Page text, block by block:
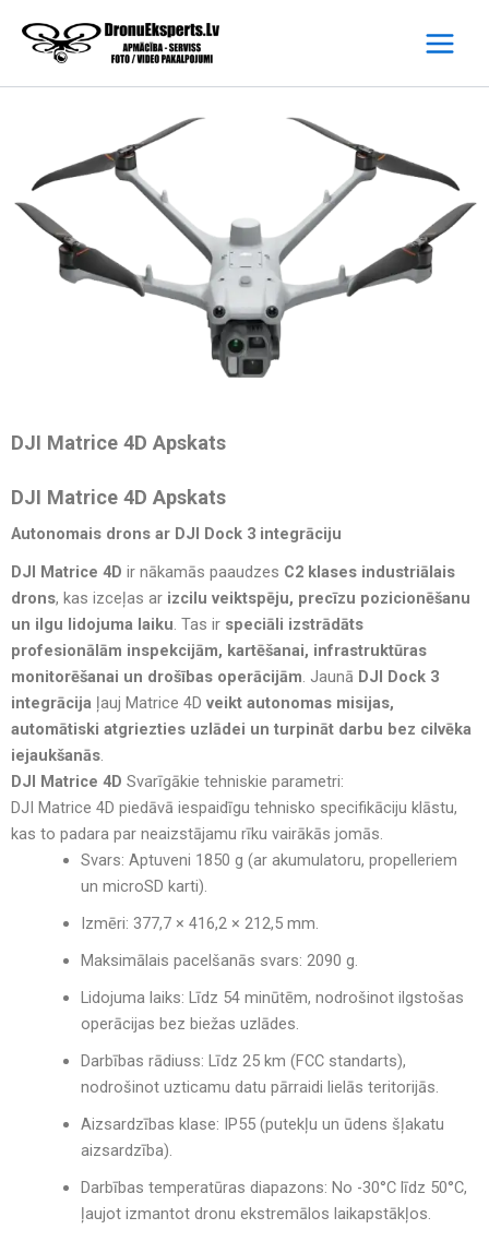
content
DJI Matrice 4D Apskats
DJI Matrice 4D Apskats
Autonomais drons ar DJI Dock 3 integrāciju
DJI Matrice 4D ir nākamās paaudzes C2 klases industriālais
drons, kas izceļas ar izcilu veiktspēju, precīzu pozicionēšanu
un ilgu lidojuma laiku. Tas ir speciāli izstrādāts
profesionālām inspekcijām, kartēšanai, infrastruktūras
monitorēšanai un drošības operācijām. Jaunā DJI Dock 3
integrācija ļauj Matrice 4D veikt autonomas misijas,
automātiski atgriezties uzlādei un turpināt darbu bez cilvēka
iejaukšanās.
DJI Matrice 4D Svarīgākie tehniskie parametri:
DJI Matrice 4D piedāvā iespaidīgu tehnisko specifikāciju klāstu,
kas to padara par neaizstājamu rīku vairākās jomās.
Svars: Aptuveni 1850 g (ar akumulatoru, propelleriem
un microSD karti).
Izmēri: 377,7 × 416,2 × 212,5 mm.
Maksimālais pacelšanās svars: 2090 g.
Lidojuma laiks: Līdz 54 minūtēm, nodrošinot ilgstošas
operācijas bez biežas uzlādes.
Darbības rādiuss: Līdz 25 km (FCC standarts),
nodrošinot uzticamu datu pārraidi lielās teritorijās.
Aizsardzības klase: IP55(putekļu un ūdens šļakatu
aizsardzība).
Darbības temperatūras diapazons: No -30°C līdz 50°C,
ļaujot izmantot dronu ekstremālos laikapstākļos.